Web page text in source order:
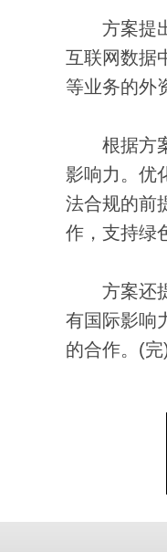
方案提出
互联网数据
等业务的外
根据方案
影响力。优
法合规的前
作，支持绿
方案还提
有国际影响
的合作。(完